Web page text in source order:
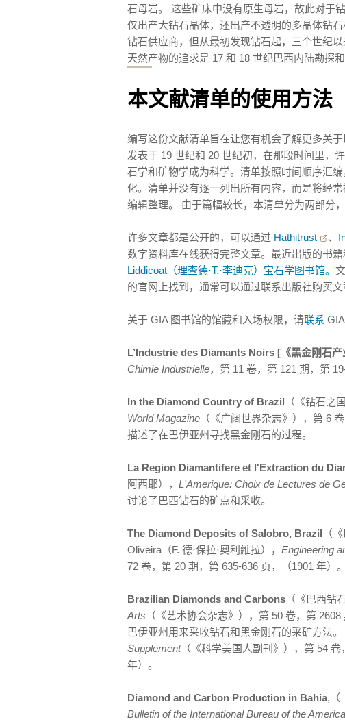
石母岩。 这些矿床中没有原生母岩，故此对于
仅出产大钻石晶体，还出产不透明的多晶体钻
钻石供应商，但从最初发现钻石起，三个世纪
天然产物的追求是 17 和 18 世纪巴西内陆勘探
本文献清单的使用方法
编写这份文献清单旨在让您有机会了解更多关
发表于 19 世纪和 20 世纪初，在那段时间里，
石学和矿物学成为科学。清单按照时间顺序汇
化。清单并没有逐一列出所有内容，而是将经
编辑整理。 由于篇幅较长，本清单分为两部分
许多文章都是公开的，可以通过 Hathitrust 、
数字资料库在线获得完整文章。最近出版的书
Liddicoat（理查德·T.·李迪克）宝石学图书馆。
的官网上找到，通常可以通过联系出版社购买文
关于 GIA 图书馆的馆藏和入场权限，请联系
L’Industrie des Diamants Noirs [《黑金刚石产
Chimie Industrielle，第 11 卷，第 121 期，第
In the Diamond Country of Brazil （《钻石之
World Magazine （《广阔世界杂志》），第 6
描述了在巴伊亚州寻找黑金刚石的过程。
La Region Diamantifere et l'Extraction du
阿西耶）， L'Amerique: Choix de Lectures de
讨论了巴西钻石的矿点和采收。
The Diamond Deposits of Salobro, Brazil （
Oliveira（F. 德·保拉·奧利維拉）， Engineering
72 卷，第 20 期，第 635-636 页，（1901 年）
Brazilian Diamonds and Carbons （《巴西钻
Arts （《艺术协会杂志》），第 50 卷，第
巴伊亚州用来采收钻石和黑金刚石的采矿方法
Supplement（《科学美国人副刊》），第 54 卷
年）。
Diamond and Carbon Production in Bahia,（
Bulletin of the International Bureau of the